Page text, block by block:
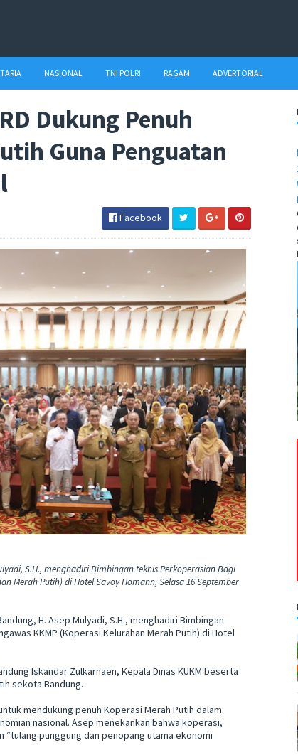
NASIONAL TNI POLRI RAGAM ADVERTORIAL
Dukung Penuh
Guna Penguatan
Facebook
S.H., menghadiri Bimbingan teknis Perkoperasian Bagi
Merah Putih) di Hotel Savoy Homann, Selasa 16 September
H. Asep Mulyadi, S.H., menghadiri Bimbingan
KKMP (Koperasi Kelurahan Merah Putih) di Hotel
Iskandar Zulkarnaen, Kepala Dinas KUKM beserta
sekota Bandung.
mendukung penuh Koperasi Merah Putih dalam
nasional. Asep menekankan bahwa koperasi,
“tulang punggung dan penopang utama ekonomi